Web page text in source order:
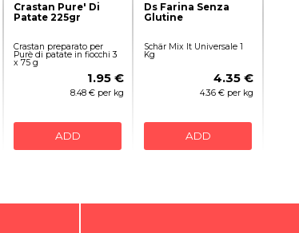
Crastan Pure' Di
Patate 225gr
Crastan preparato per
Purè di patate in fiocchi 3
x 75 g
1.95 €
8.48 € per kg
ADD
Ds Farina Senza
Glutine
Schär Mix It Universale 1
Kg
4.35 €
4.36 € per kg
ADD